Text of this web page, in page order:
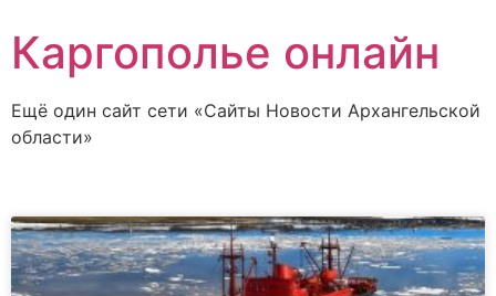
Каргополье онлайн
Ещё один сайт сети «Сайты Новости Архангельской
области»